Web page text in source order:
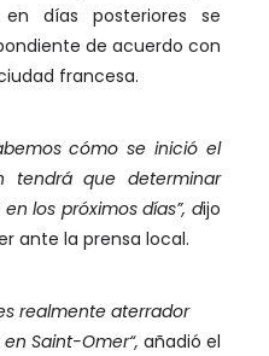
días posteriores se
de acuerdo con
francesa.
cómo se inició el
tendrá que determinar
los próximos días”, dijo
ante la prensa local.
realmente aterrador
Saint-Omer“, añadió el